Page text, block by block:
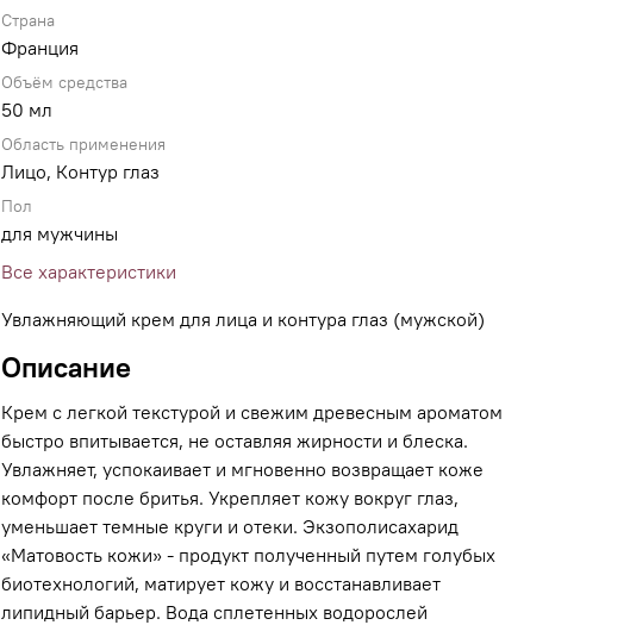
Страна
Франция
Объём средства
50 мл
Область применения
Лицо, Контур глаз
Пол
для мужчины
Все характеристики
Увлажняющий крем для лица и контура глаз (мужской)
Описание
Крем с легкой текстурой и свежим древесным ароматом
быстро впитывается, не оставляя жирности и блеска.
Увлажняет, успокаивает и мгновенно возвращает коже
комфорт после бритья. Укрепляет кожу вокруг глаз,
уменьшает темные круги и отеки. Экзополисахарид
«Матовость кожи» - продукт полученный путем голубых
биотехнологий, матирует кожу и восстанавливает
липидный барьер. Вода сплетенных водорослей